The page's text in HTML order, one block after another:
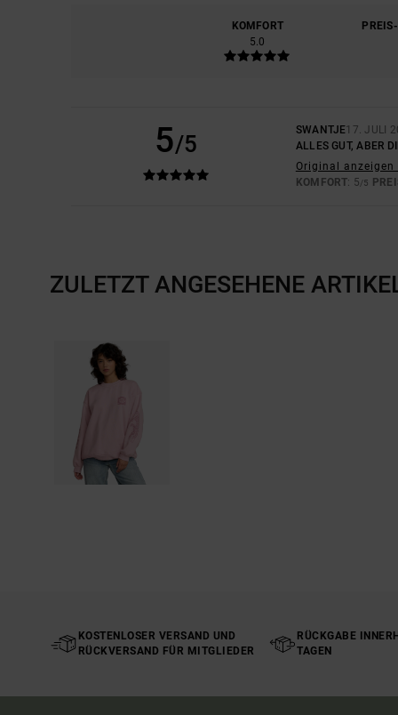
KOMFORT
5.0
5/5
SWANTJE17. JULI
ALLES GUT, ABER
Original anzeigen
KOMFORT: 5/5
ZULETZT ANGESEHENE
KOSTENLOSER VERSAND UND
RÜCKVERSAND FÜR MITGLIEDER
RÜCKGABE
TAGEN